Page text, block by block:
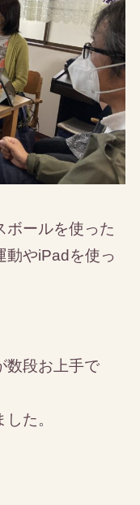
ボールを使った
動やiPadを使っ
数段お上手で
た。